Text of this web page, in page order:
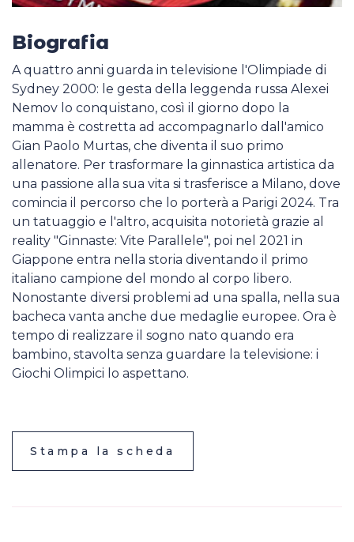
Biografia
A quattro anni guarda in televisione l'Olimpiade di
Sydney 2000: le gesta della leggenda russa Alexei
Nemov lo conquistano, così il giorno dopo la
mamma è costretta ad accompagnarlo dall'amico
Gian Paolo Murtas, che diventa il suo primo
allenatore. Per trasformare la ginnastica artistica da
una passione alla sua vita si trasferisce a Milano, dove
comincia il percorso che lo porterà a Parigi 2024. Tra
un tatuaggio e l'altro, acquisita notorietà grazie al
reality "Ginnaste: Vite Parallele", poi nel 2021 in
Giappone entra nella storia diventando il primo
italiano campione del mondo al corpo libero.
Nonostante diversi problemi ad una spalla, nella sua
bacheca vanta anche due medaglie europee. Ora è
tempo di realizzare il sogno nato quando era
bambino, stavolta senza guardare la televisione: i
Giochi Olimpici lo aspettano.
Stampa la scheda